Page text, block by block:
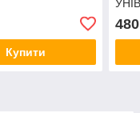
Купити
480